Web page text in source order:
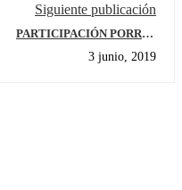
Siguiente publicación
PARTICIPACIÓN PORRAS
3 junio, 2019